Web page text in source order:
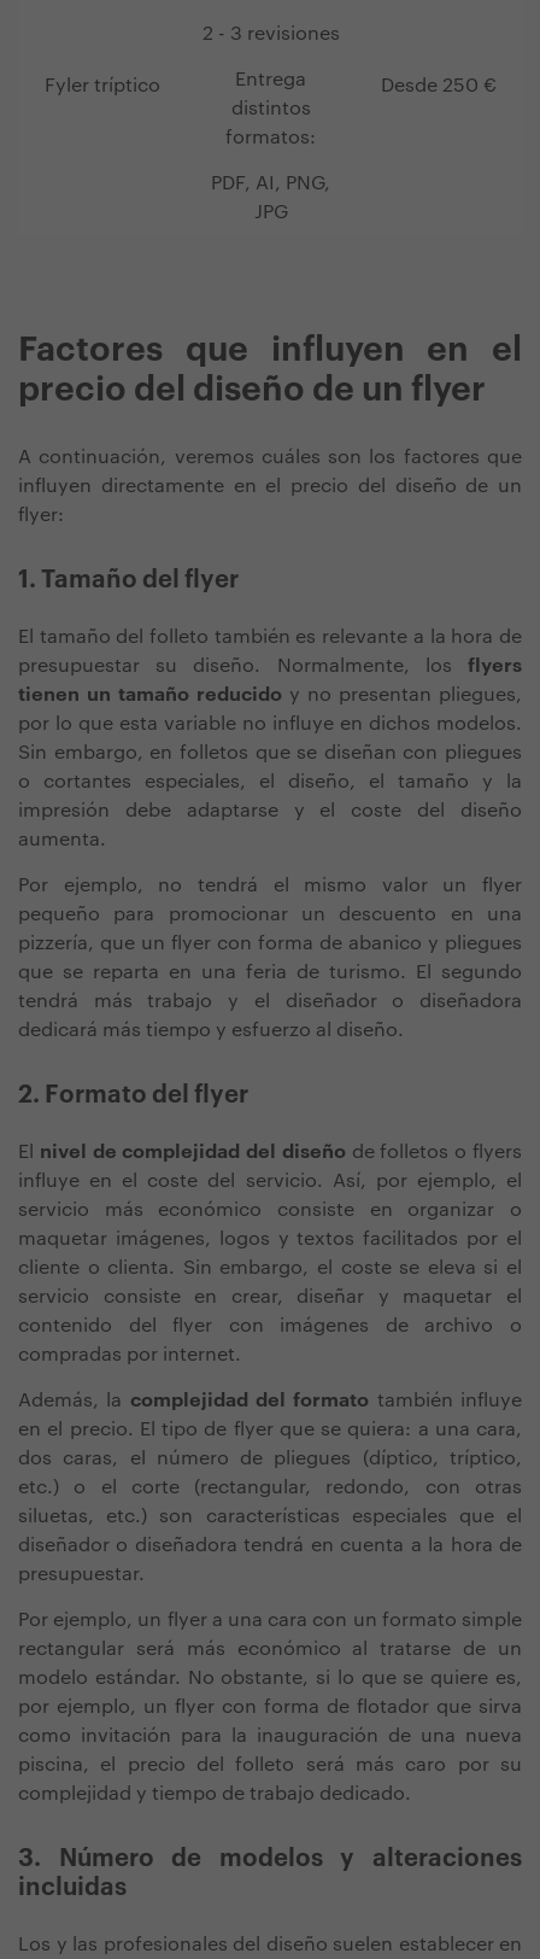
Fyler tríptico
2 - 3 revisiones
Entrega
distintos
formatos:
PDF, AI, PNG,
JPG
Desde 250 €
Factores que influyen en el
precio del diseño de un flyer
A continuación, veremos cuáles son los factores que
influyen directamente en el precio del diseño de un
flyer:
1. Tamaño del flyer
El tamaño del folleto también es relevante a la hora de
presupuestar su diseño. Normalmente, los flyers
tienen un tamaño reducido y no presentan pliegues,
por lo que esta variable no influye en dichos modelos.
Sin embargo, en folletos que se diseñan con pliegues
o cortantes especiales, el diseño, el tamaño y la
impresión debe adaptarse y el coste del diseño
aumenta.
Por ejemplo, no tendrá el mismo valor un flyer
pequeño para promocionar un descuento en una
pizzería, que un flyer con forma de abanico y pliegues
que se reparta en una feria de turismo. El segundo
tendrá más trabajo y el diseñador o diseñadora
dedicará más tiempo y esfuerzo al diseño.
2. Formato del flyer
El nivel de complejidad del diseño de folletos o flyers
influye en el coste del servicio. Así, por ejemplo, el
servicio más económico consiste en organizar o
maquetar imágenes, logos y textos facilitados por el
cliente o clienta. Sin embargo, el coste se eleva si el
servicio consiste en crear, diseñar y maquetar el
contenido del flyer con imágenes de archivo o
compradas por internet.
Además, la complejidad del formato también influye
en el precio. El tipo de flyer que se quiera: a una cara,
dos caras, el número de pliegues (díptico, tríptico,
etc.) o el corte (rectangular, redondo, con otras
siluetas, etc.) son características especiales que el
diseñador o diseñadora tendrá en cuenta a la hora de
presupuestar.
Por ejemplo, un flyer a una cara con un formato simple
rectangular será más económico al tratarse de un
modelo estándar. No obstante, si lo que se quiere es,
por ejemplo, un flyer con forma de flotador que sirva
como invitación para la inauguración de una nueva
piscina, el precio del folleto será más caro por su
complejidad y tiempo de trabajo dedicado.
3. Número de modelos y alteraciones
incluidas
Los y las profesionales del diseño suelen establecer en